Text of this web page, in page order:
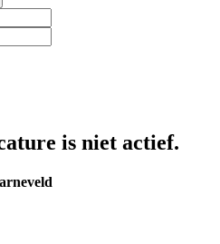
is niet actief.